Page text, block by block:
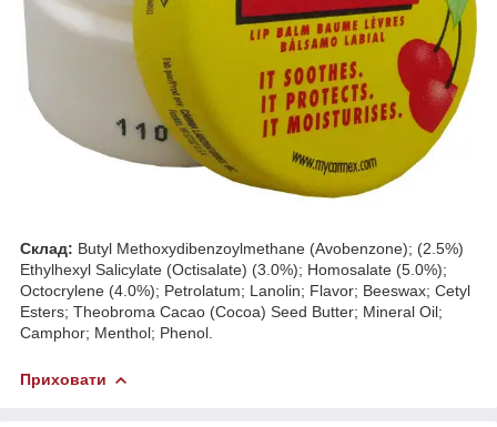
Склад: Butyl Methoxydibenzoylmethane (Avobenzone); (2.5%)
Ethylhexyl Salicylate (Octisalate) (3.0%); Homosalate (5.0%);
Octocrylene (4.0%); Petrolatum; Lanolin; Flavor; Beeswax; Cetyl
Esters; Theobroma Cacao (Cocoa) Seed Butter; Mineral Oil;
Camphor; Menthol; Phenol.
Приховати